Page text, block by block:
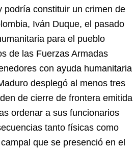
podría constituir un crimen de
Iván Duque, el pasado
para el pueblo
de las Fuerzas Armadas
con ayuda humanitaria
desplegó al menos tres
de cierre de frontera emitida
ordenar a sus funcionarios
tanto físicas como
que se presenció en el